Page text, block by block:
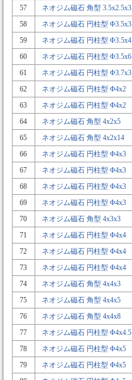
57
ネオジム磁石 角型 3.5x2.5x3
58
ネオジム磁石 円柱型 Φ3.5x3
59
ネオジム磁石 円柱型 Φ3.5x4
60
ネオジム磁石 円柱型 Φ3.5x6
61
ネオジム磁石 円柱型 Φ3.7x3
62
ネオジム磁石 円柱型 Φ4x2
63
ネオジム磁石 円柱型 Φ4x2
64
ネオジム磁石 角型 4x2x5
65
ネオジム磁石 角型 4x2x14
66
ネオジム磁石 円柱型 Φ4x3
67
ネオジム磁石 円柱型 Φ4x3
68
ネオジム磁石 円柱型 Φ4x3
69
ネオジム磁石 円柱型 Φ4x3
70
ネオジム磁石 角型 4x3x3
71
ネオジム磁石 円柱型 Φ4x4
72
ネオジム磁石 円柱型 Φ4x4
73
ネオジム磁石 円柱型 Φ4x4
74
ネオジム磁石 角型 4x4x3
75
ネオジム磁石 角型 4x4x5
76
ネオジム磁石 角型 4x4x8
77
ネオジム磁石 円柱型 Φ4x4.5
78
ネオジム磁石 円柱型 Φ4x5
79
ネオジム磁石 円柱型 Φ4x5